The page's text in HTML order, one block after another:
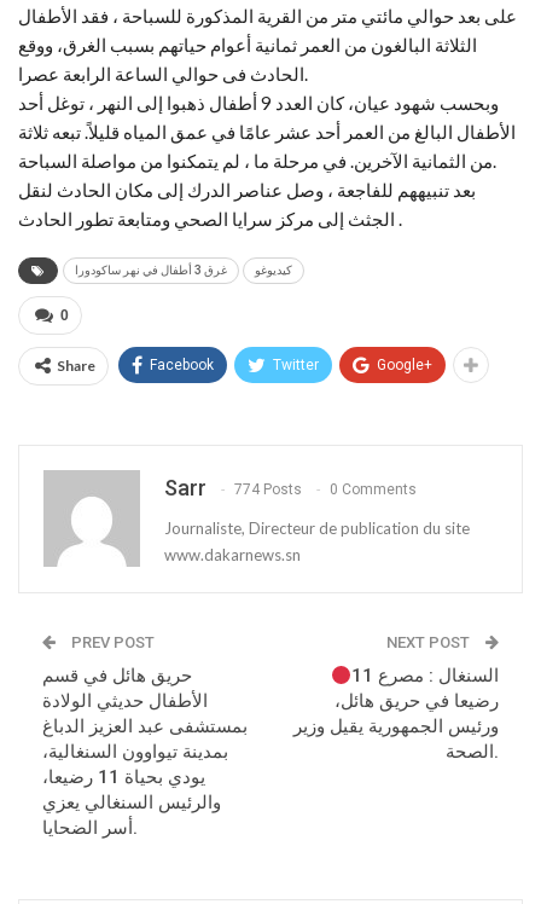
على بعد حوالي مائتي متر من القرية المذكورة للسباحة ، فقد الأطفال
الثلاثة البالغون من العمر ثمانية أعوام حياتهم بسبب الغرق، ووقع
الحادث فى حوالي الساعة الرابعة عصرا.
وبحسب شهود عيان، كان العدد 9 أطفال ذهبوا إلى النهر ، توغل أحد
الأطفال البالغ من العمر أحد عشر عامًا في عمق المياه قليلاً. تبعه ثلاثة
من الثمانية الآخرين. في مرحلة ما ، لم يتمكنوا من مواصلة السباحة.
بعد تنبيههم للفاجعة ، وصل عناصر الدرك إلى مكان الحادث لنقل
الجثث إلى مركز سرايا الصحي ومتابعة تطور الحادث .
غرق 3 أطفال في نهر ساكودورا كيديوغو
0
Share Facebook Twitter Google+
Sarr 774 Posts 0 Comments
Journaliste, Directeur de publication du site
www.dakarnews.sn
PREV POST
حريق هائل في قسم
الأطفال حديثي الولادة
بمستشفى عبد العزيز الدباغ
بمدينة تيواوون السنغالية،
يودي بحياة 11 رضيعا،
والرئيس السنغالي يعزي
أسر الضحايا.
NEXT POST
السنغال : مصرع 11
رضيعا في حريق هائل،
ورئيس الجمهورية يقيل وزير
الصحة.